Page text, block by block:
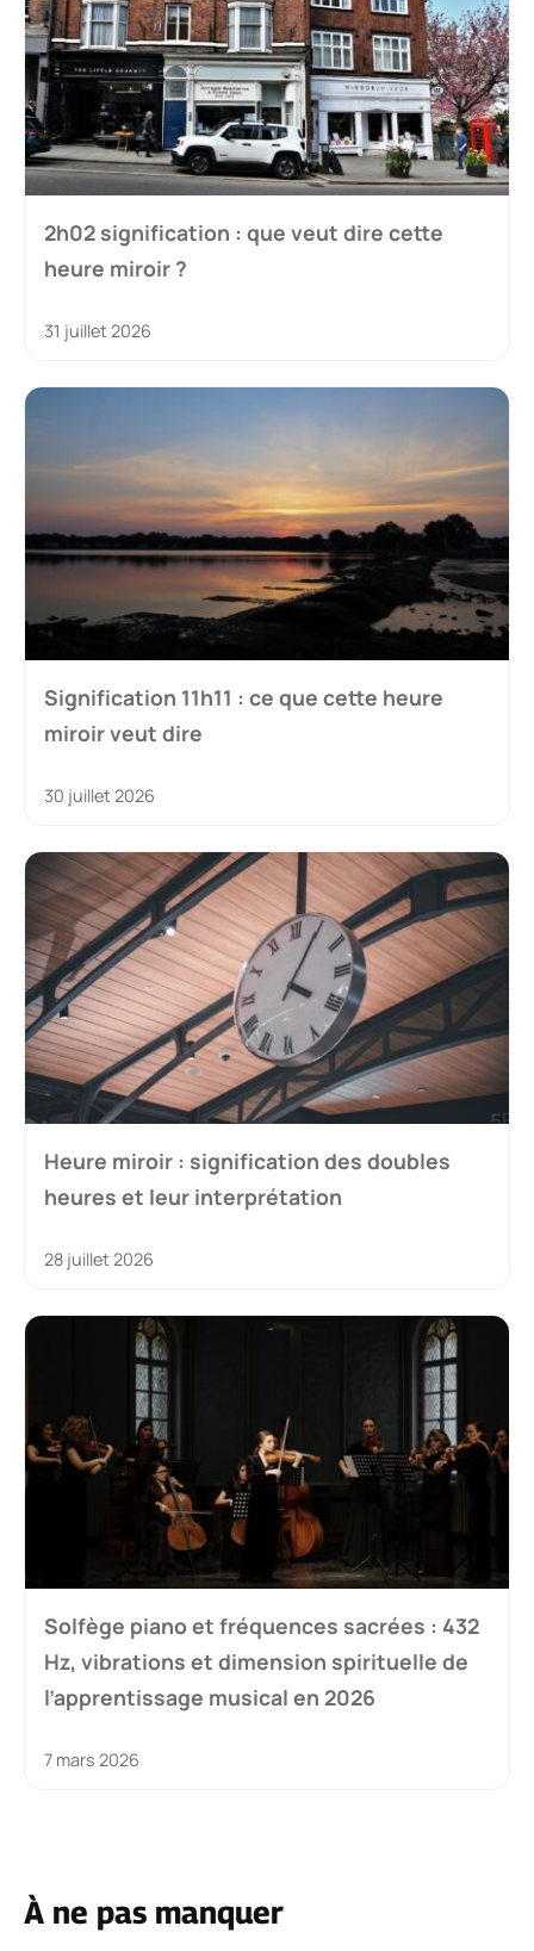
2h02 signification : que veut dire cette
heure miroir ?
31 juillet 2026
Signification 11h11 : ce que cette heure
miroir veut dire
30 juillet 2026
Heure miroir : signification des doubles
heures et leur interprétation
28 juillet 2026
Solfège piano et fréquences sacrées : 432
Hz, vibrations et dimension spirituelle de
l’apprentissage musical en 2026
7 mars 2026
À ne pas manquer